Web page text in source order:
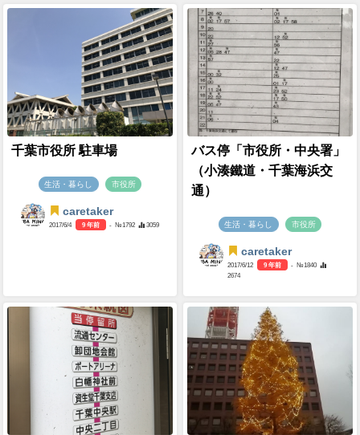
千葉市役所 駐車場
生活・暮らし 市役所
caretaker
2017/6/4 9 年前 - №1792 3059
バス停「市役所・中央署」
（小湊鐵道・千葉海浜交
通）
生活・暮らし 市役所
caretaker
2017/6/12 9 年前
- №1840
2674